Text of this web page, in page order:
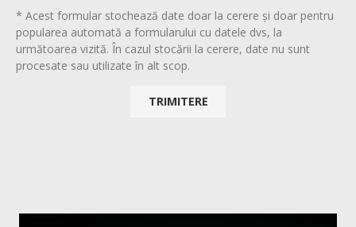
* Acest formular stochează date doar la cerere și doar pentru
popularea automată a formularului cu datele dvs, la
următoarea vizită. În cazul stocării la cerere, date nu sunt
procesate sau utilizate în alt scop.